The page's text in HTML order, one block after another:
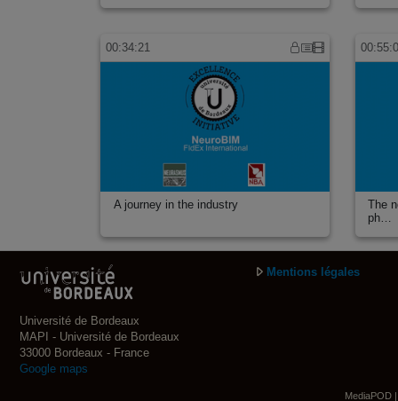
00:34:21
A journey in the industry
The
ph…
Université de Bordeaux
MAPI - Université de Bordeaux
33000 Bordeaux - France
Google maps
Mentions légales
MediaPOD